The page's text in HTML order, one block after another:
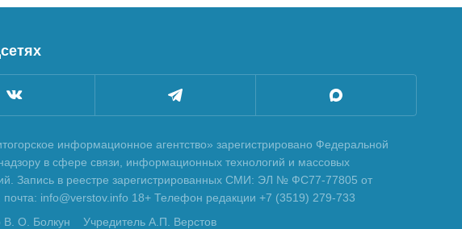
информационное агентство» зарегистрировано Федеральной
в сфере связи, информационных технологий и массовых
Запись в реестре зарегистрированных СМИ: ЭЛ № ФС77-77805 от
почта: info@verstov.info 18+ Телефон редакции +7 (3519) 279-733
В. О. Болкун
Учредитель А.П. Верстов